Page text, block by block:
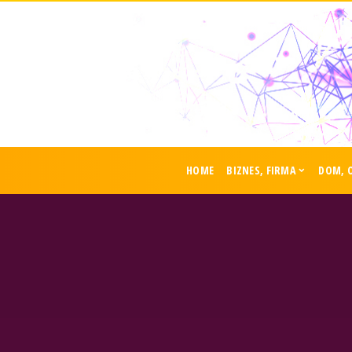
HOME BIZNES, FIRMA DOM,